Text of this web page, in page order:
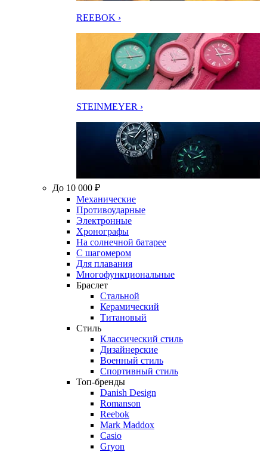
REEBOK ›
STEINMEYER ›
До 10 000 ₽
Механические
Противоударные
Электронные
Хронографы
На солнечной батарее
С шагомером
Для плавания
Многофункциональные
Браслет
Стальной
Керамический
Титановый
Стиль
Классический стиль
Дизайнерские
Военный стиль
Спортивный стиль
Топ-бренды
Danish Design
Romanson
Reebok
Mark Maddox
Casio
Gryon